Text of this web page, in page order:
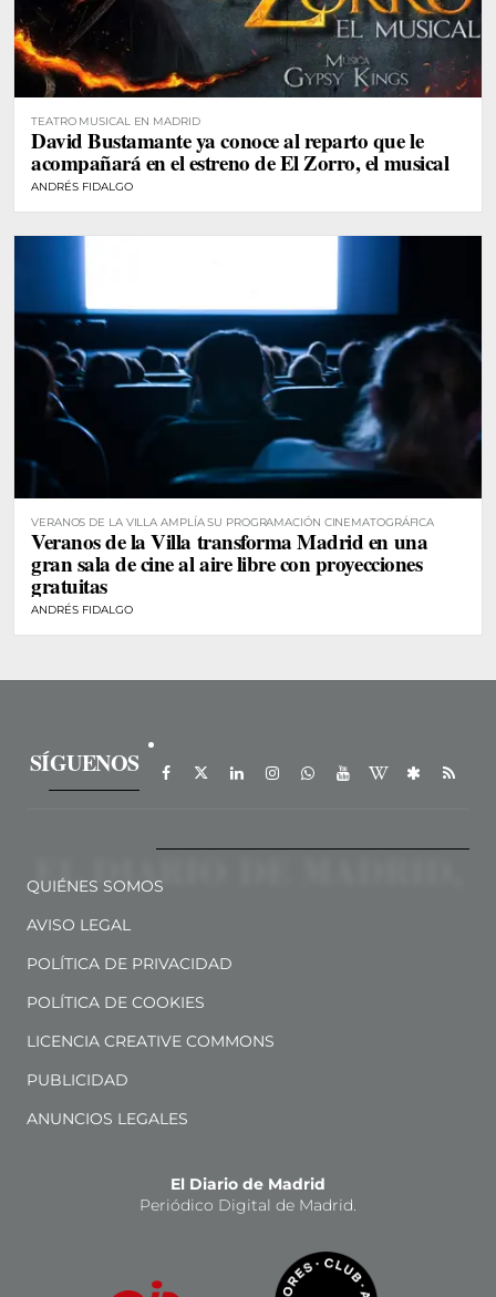
TEATRO MUSICAL EN MADRID
David Bustamante ya conoce al reparto que le
acompañará en el estreno de El Zorro, el musical
ANDRÉS FIDALGO
VERANOS DE LA VILLA AMPLÍA SU PROGRAMACIÓN CINEMATOGRÁFICA
Veranos de la Villa transforma Madrid en una
gran sala de cine al aire libre con proyecciones
gratuitas
ANDRÉS FIDALGO
SÍGUENOS
QUIÉNES SOMOS
AVISO LEGAL
POLÍTICA DE PRIVACIDAD
POLÍTICA DE COOKIES
LICENCIA CREATIVE COMMONS
PUBLICIDAD
ANUNCIOS LEGALES
El Diario de Madrid
Periódico Digital de Madrid.